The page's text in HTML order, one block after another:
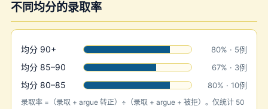
不同均分的录取率
均分 90+ 80% · 5例
均分 85–90 67% · 3例
均分 80–85 80% · 10例
录取率 =（录取 + argue 转正）÷（录取 + argue + 被拒）。仅统计 50